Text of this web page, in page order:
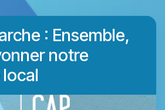
: Ensemble,
notre